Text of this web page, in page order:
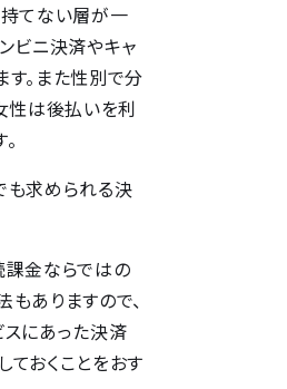
てない層が一
ビニ決済やキャ
。また性別で分
性は後払いを利
も求められる決
課金ならではの
ありますので、
にあった決済
おくことをおす